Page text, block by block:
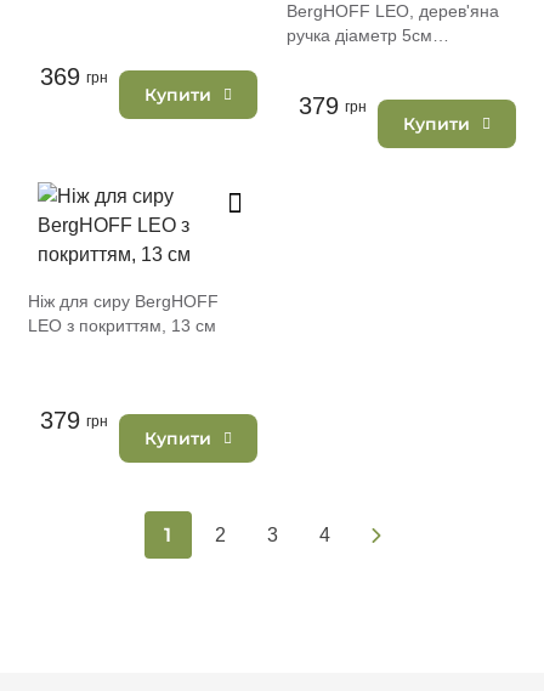
369 грн
Купити
BergHOFF LEO, дерев'яна
ручка діаметр 5см
379 грн
Купити
Ніж для сиру BergHOFF
LEO з покриттям, 13 см
379 грн
Купити
1 2 3 4